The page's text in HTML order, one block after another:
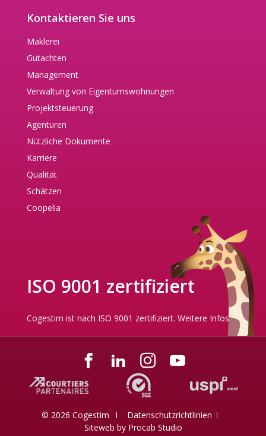
Kontaktieren Sie uns
Maklerei
Gutachten
Management
Verwaltung von Eigentumswohnungen
Projektsteuerung
Agenturen
Nützliche Dokumente
Karriere
Qualität
Schätzen
Coopelia
ISO 9001 zertifiziert
Cogestim ist nach ISO 9001 zertifiziert. Weitere Infos
© 2026 Cogestim
Datenschutzrichtlinien
Siteweb by Procab Studio